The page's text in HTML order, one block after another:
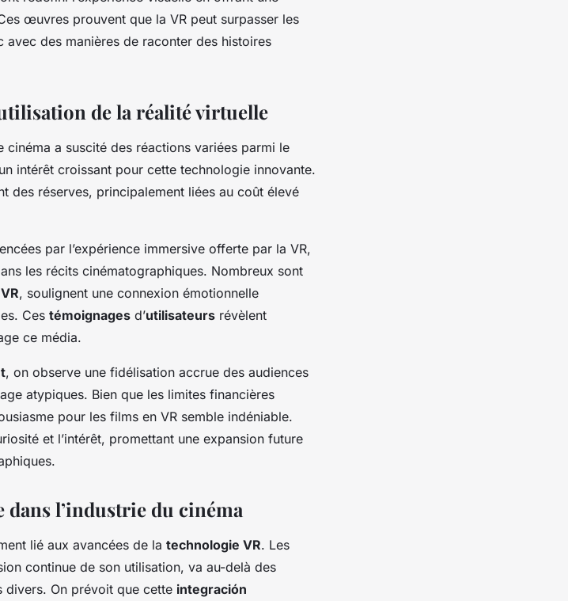
œuvres prouvent que la VR peut surpasser les
des manières de raconter des histoires
de la réalité virtuelle
cinéma a suscité des réactions variées parmi le
intérêt croissant pour cette technologie innovante.
des réserves, principalement liées au coût élevé
par l’expérience immersive offerte par la VR,
les récits cinématographiques. Nombreux sont
VR, soulignent une connexion émotionnelle
Ces témoignages d’utilisateurs révèlent
ce média.
, on observe une fidélisation accrue des audiences
atypiques. Bien que les limites financières
pour les films en VR semble indéniable.
et l’intérêt, promettant une expansion future
dans l’industrie du cinéma
lié aux avancées de la technologie VR. Les
continue de son utilisation, va au-delà des
divers. On prévoit que cette integración